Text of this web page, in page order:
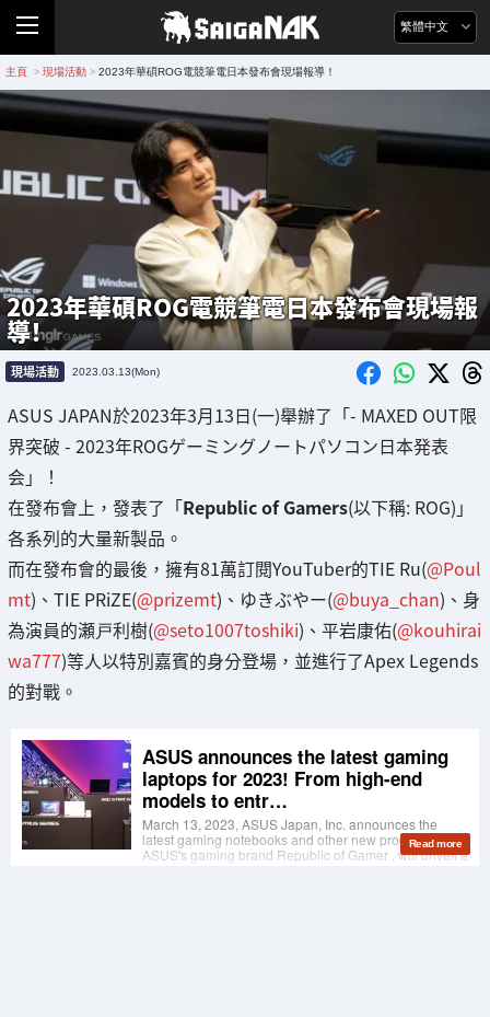
繁體中文
主頁 > 現場活動 > 2023年華碩ROG電競筆電日本發布會現場報導！
2023年華碩ROG電競筆電日本發布會現場報
導！
現場活動 2023.03.13(Mon)
ASUS JAPAN於2023年3月13日(一)舉辦了「- MAXED OUT限
界突破 - 2023年ROGゲーミングノートパソコン日本発表
会」！
在發布會上，發表了「Republic of Gamers(以下稱: ROG)」
各系列的大量新製品。
而在發布會的最後，擁有81萬訂閱YouTuber的TIE Ru(@Poul
mt)、TIE PRiZE(@prizemt)、ゆきぶやー(@buya_chan)、身
為演員的瀬戸利樹(@seto1007toshiki)、平岩康佑(@kouhirai
wa777)等人以特別嘉賓的身分登場，並進行了Apex Legends
的對戰。